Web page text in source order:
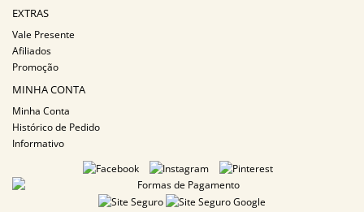
EXTRAS
Vale Presente
Afiliados
Promoção
MINHA CONTA
Minha Conta
Histórico de Pedido
Informativo